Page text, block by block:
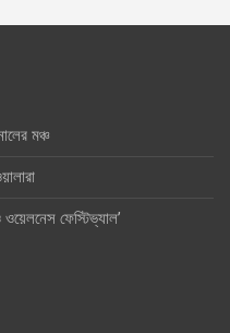
মঞ্চ
ফেস্টিভ্যাল’